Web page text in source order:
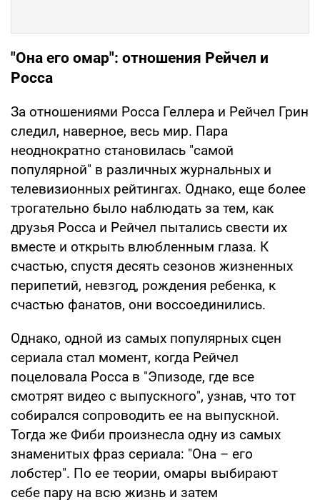
"Она его омар": отношения Рейчел и
Росса
За отношениями Росса Геллера и Рейчел Грин
следил, наверное, весь мир. Пара
неоднократно становилась "самой
популярной" в различных журнальных и
телевизионных рейтингах. Однако, еще более
трогательно было наблюдать за тем, как
друзья Росса и Рейчел пытались свести их
вместе и открыть влюбленным глаза. К
счастью, спустя десять сезонов жизненных
перипетий, невзгод, рождения ребенка, к
счастью фанатов, они воссоединились.
Однако, одной из самых популярных сцен
сериала стал момент, когда Рейчел
поцеловала Росса в "Эпизоде, где все
смотрят видео с выпускного", узнав, что тот
собирался сопроводить ее на выпускной.
Тогда же Фиби произнесла одну из самых
знаменитых фраз сериала: "Она – его
лобстер". По ее теории, омары выбирают
себе пару на всю жизнь и затем